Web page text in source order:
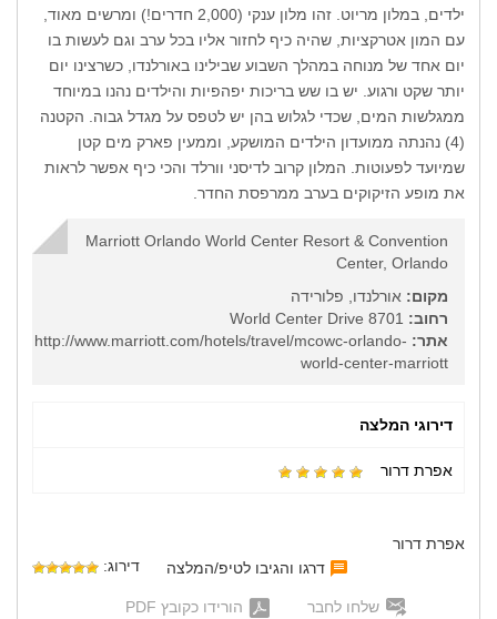
ילדים, במלון מריוט. זהו מלון ענקי (2,000 חדרים!) ומרשים מאוד,
עם המון אטרקציות, שהיה כיף לחזור אליו בכל ערב וגם לעשות בו
יום אחד של מנוחה במהלך השבוע שבילינו באורלנדו, כשרצינו יום
יותר שקט ורגוע. יש בו שש בריכות יפהפיות והילדים נהנו במיוחד
ממגלשות המים, שכדי לגלוש בהן יש לטפס על מגדל גבוה. הקטנה
(4) נהנתה ממועדון הילדים המושקע, וממעין פארק מים קטן
שמיועד לפעוטות. המלון קרוב לדיסני וורלד והכי כיף אפשר לראות
את מופע הזיקוקים בערב ממרפסת החדר.
Marriott Orlando World Center Resort & Convention
Center, Orlando
מקום: אורלנדו, פלורידה
רחוב:
אתר: http://www.marriott.com/hotels/travel/mcowc-orlando-
world-center-marriott
דירוגי המלצה
אפרת דרור
אפרת דרור
דרגו והגיבו לטיפ/המלצה
דירוג:
שלחו לחבר
הורידו כקובץ PDF